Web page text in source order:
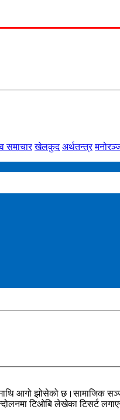
समाचार खेलकुद अर्थतन्त्र
आगो झोसेको छ।सामाजिक
टिओबि लेखेका टिसर्ट